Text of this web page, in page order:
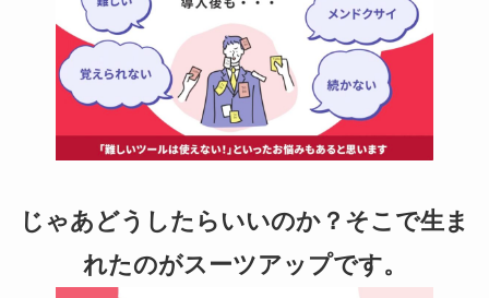
じゃあどうしたらいいのか？そこで生ま
れたのがスーツアップです。